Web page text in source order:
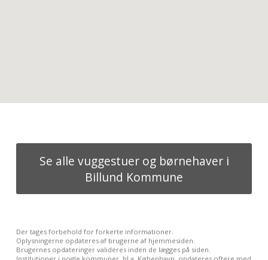
Se alle vuggestuer og børnehaver i
Billund Kommune
Der tages forbehold for forkerte informationer.
Oplysningerne opdateres af brugerne af hjemmesiden.
Brugernes opdateringer valideres inden de lægges på siden.